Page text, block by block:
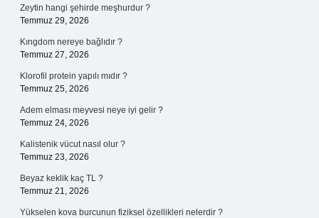
Zeytin hangi şehirde meşhurdur ?
Temmuz 29, 2026
Kıngdom nereye bağlıdır ?
Temmuz 27, 2026
Klorofil protein yapılı mıdır ?
Temmuz 25, 2026
Adem elması meyvesi neye iyi gelir ?
Temmuz 24, 2026
Kalistenik vücut nasıl olur ?
Temmuz 23, 2026
Beyaz keklik kaç TL ?
Temmuz 21, 2026
Yükselen kova burcunun fiziksel özellikleri nelerdir ?